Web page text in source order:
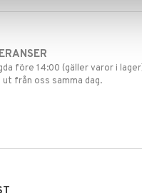
före 14:00 (gäller varor i
från oss samma dag.